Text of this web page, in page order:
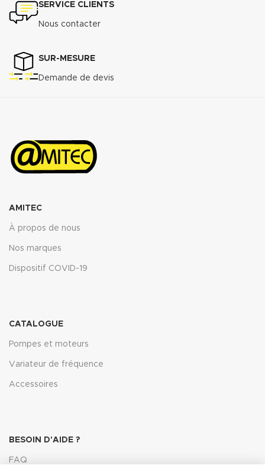
SERVICE CLIENTS
Nous contacter
SUR-MESURE
Demande de devis
AMITEC
À propos de nous
Nos marques
Dispositif COVID-19
CATALOGUE
Pompes et moteurs
Variateur de fréquence
Accessoires
BESOIN D'AIDE ?
FAQ